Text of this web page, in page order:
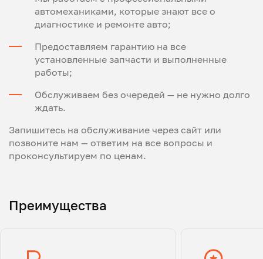
автомеханиками, которые знают все о
диагностике и ремонте авто;
Предоставляем гарантию на все
установленные запчасти и выполненные
работы;
Обслуживаем без очередей — не нужно долго
ждать.
Запишитесь на обслуживание через сайт или
позвоните нам — ответим на все вопросы и
проконсультируем по ценам.
Преимущества